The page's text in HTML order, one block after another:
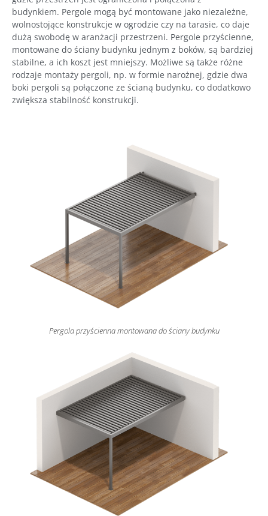
budynkiem. Pergole mogą być montowane jako niezależne,
wolnostojące konstrukcje w ogrodzie czy na tarasie, co daje
dużą swobodę w aranżacji przestrzeni. Pergole przyścienne,
montowane do ściany budynku jednym z boków, są bardziej
stabilne, a ich koszt jest mniejszy. Możliwe są także różne
rodzaje montaży pergoli, np. w formie narożnej, gdzie dwa
boki pergoli są połączone ze ścianą budynku, co dodatkowo
zwiększa stabilność konstrukcji.
Pergola przyścienna montowana do ściany budynku